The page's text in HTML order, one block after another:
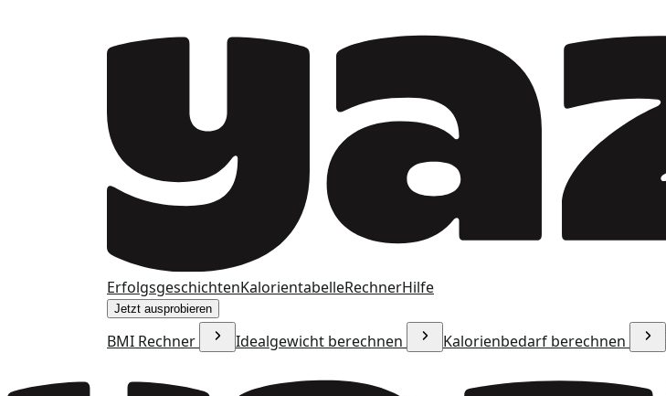
ErfolgsgeschichtenKalorientabelleRechnerHilfe
Jetzt ausprobieren
BMI Rechner Idealgewicht berechnen Kalorienbedarf berechnen